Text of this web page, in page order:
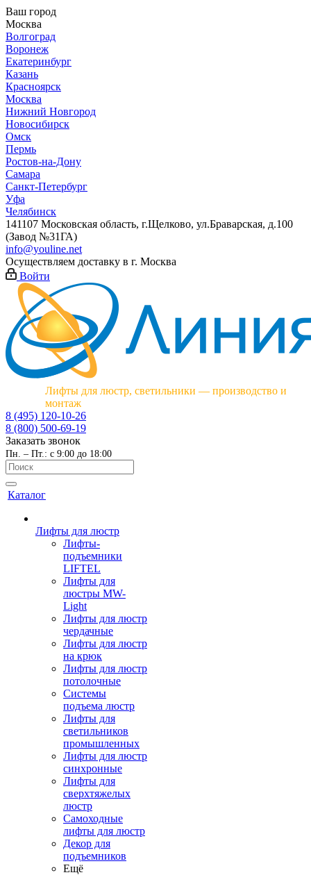
Ваш город
Москва
Волгоград
Воронеж
Екатеринбург
Казань
Красноярск
Москва
Нижний Новгород
Новосибирск
Омск
Пермь
Ростов-на-Дону
Самара
Санкт-Петербург
Уфа
Челябинск
141107 Московская область, г.Щелково, ул.Браварская, д.100
(Завод №31ГА)
info@youline.net
Осуществляем доставку в г. Москва
Войти
Лифты для люстр, светильники — производство и
монтаж
8 (495) 120-10-26
8 (800) 500-69-19
Заказать звонок
Пн. – Пт.: с 9:00 до 18:00
Каталог
Лифты для люстр
Лифты-
подъемники
LIFTEL
Лифты для
люстры MW-
Light
Лифты для люстр
чердачные
Лифты для люстр
на крюк
Лифты для люстр
потолочные
Системы
подъема люстр
Лифты для
светильников
промышленных
Лифты для люстр
синхронные
Лифты для
сверхтяжелых
люстр
Самоходные
лифты для люстр
Декор для
подъемников
Ещё